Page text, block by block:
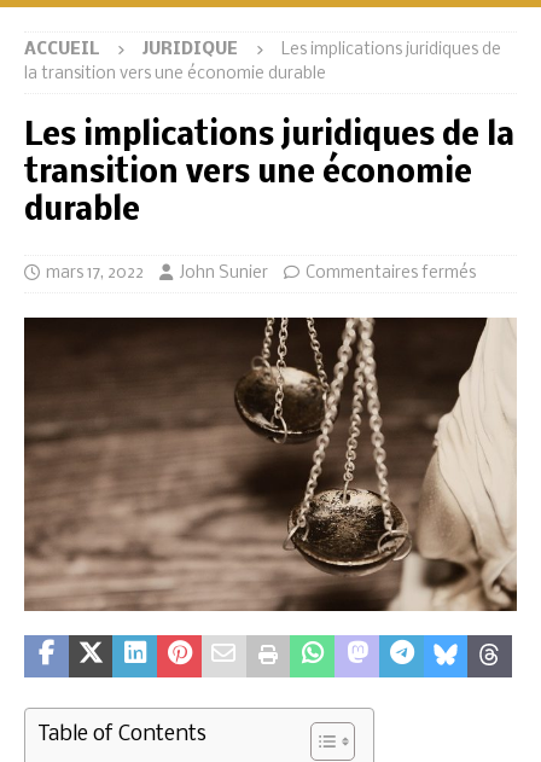
ACCUEIL JURIDIQUE
Les implications juridiques de
la transition vers une économie durable
Les implications juridiques de la
transition vers une économie
durable
mars 17, 2022 John Sunier Commentaires fermés
Table of Contents